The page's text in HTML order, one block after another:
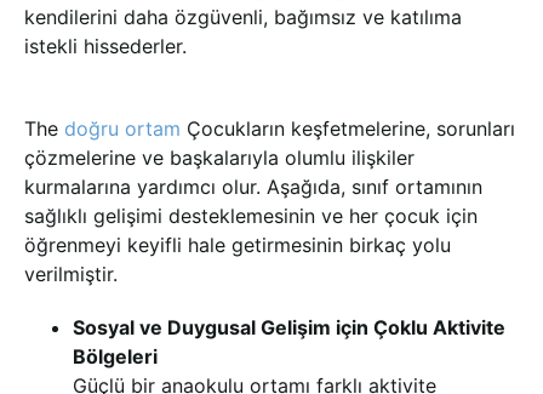
kendilerini daha özgüvenli, bağımsız ve katılıma
istekli hissederler.
The doğru ortam Çocukların keşfetmelerine, sorunları
çözmelerine ve başkalarıyla olumlu ilişkiler
kurmalarına yardımcı olur. Aşağıda, sınıf ortamının
sağlıklı gelişimi desteklemesinin ve her çocuk için
öğrenmeyi keyifli hale getirmesinin birkaç yolu
verilmiştir.
Sosyal ve Duygusal Gelişim için Çoklu Aktivite
Bölgeleri
Güçlü bir anaokulu ortamı farklı aktivite